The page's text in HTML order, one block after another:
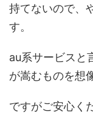
持てないので、
す。
au系サービスと
が嵩むものを想
ですがご安心く